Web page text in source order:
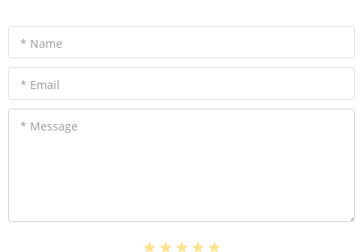
* Name
* Email
* Message